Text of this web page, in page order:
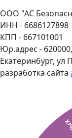
ООО "АС
ИНН - 6686127898
КПП - 667101001
Юр.адрес -
Екатеринбург, ул
разработка сайта